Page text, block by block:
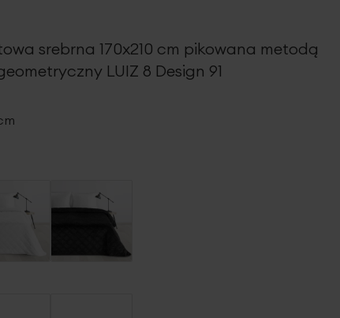
srebrna 170x210 cm pikowana metodą
LUIZ 8 Design 91